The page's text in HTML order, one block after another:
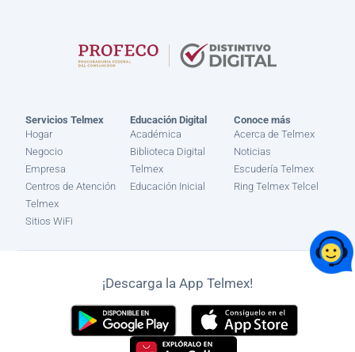
Servicios Telmex
Hogar
Negocio
Empresa
Centros de Atención
Telmex
Sitios WiFi
Educación Digital
Académica
Biblioteca Digital
Telmex
Educación Inicial
Conoce más
Acerca de Telmex
Noticias
Escudería Telmex
Ring Telmex Telcel
¡Descarga la App Telmex!